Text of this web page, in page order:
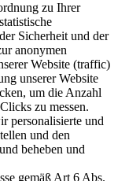
zu Ihrer
Sicherheit und der
anonymen
Website (traffic)
unserer Website
um die Anzahl
zu messen.
personalisierte und
und den
beheben und
gemäß Art 6 Abs.